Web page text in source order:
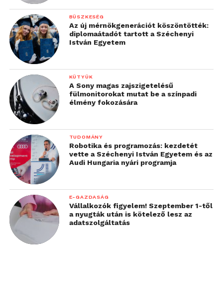
BÜSZKESÉG
Az új mérnökgenerációt köszöntötték:
diplomaátadót tartott a Széchenyi
István Egyetem
KÜTYÜK
A Sony magas zajszigetelésű
fülmonitorokat mutat be a színpadi
élmény fokozására
TUDOMÁNY
Robotika és programozás: kezdetét
vette a Széchenyi István Egyetem és az
Audi Hungaria nyári programja
E-GAZDASÁG
Vállalkozók figyelem! Szeptember 1-től
a nyugták után is kötelező lesz az
adatszolgáltatás